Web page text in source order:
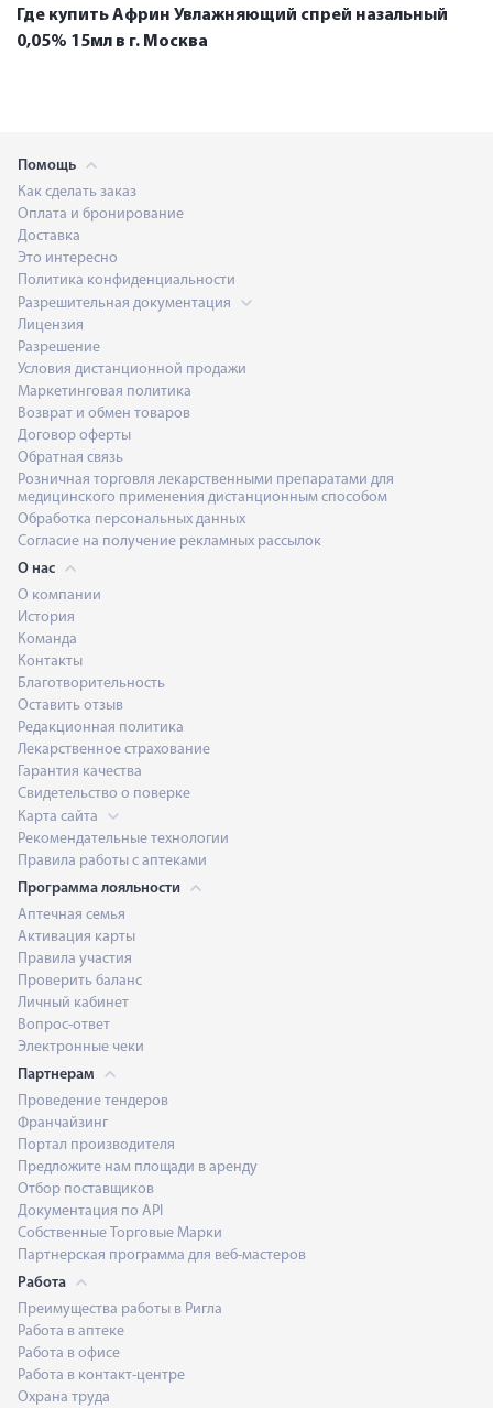
Где купить Африн Увлажняющий спрей назальный
0,05% 15мл в г. Москва
Помощь
Как сделать заказ
Оплата и бронирование
Доставка
Это интересно
Политика конфиденциальности
Разрешительная документация
Лицензия
Разрешение
Условия дистанционной продажи
Маркетинговая политика
Возврат и обмен товаров
Договор оферты
Обратная связь
Розничная торговля лекарственными препаратами для
медицинского применения дистанционным способом
Обработка персональных данных
Согласие на получение рекламных рассылок
О нас
О компании
История
Команда
Контакты
Благотворительность
Оставить отзыв
Редакционная политика
Лекарственное страхование
Гарантия качества
Свидетельство о поверке
Карта сайта
Рекомендательные технологии
Правила работы с аптеками
Программа лояльности
Аптечная семья
Активация карты
Правила участия
Проверить баланс
Личный кабинет
Вопрос-ответ
Электронные чеки
Партнерам
Проведение тендеров
Франчайзинг
Портал производителя
Предложите нам площади в аренду
Отбор поставщиков
Документация по API
Собственные Торговые Марки
Партнерская программа для веб-мастеров
Работа
Преимущества работы в Ригла
Работа в аптеке
Работа в офисе
Работа в контакт-центре
Охрана труда